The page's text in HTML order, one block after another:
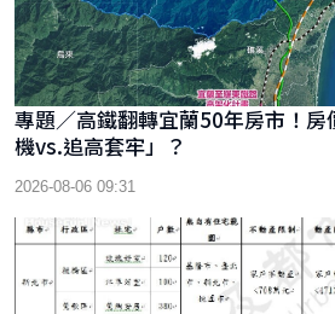
專題／高鐵翻轉宜蘭50年房市！房
機vs.追高套牢」？
2026-08-06 09:31